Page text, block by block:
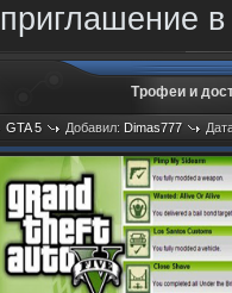
приглашение
Трофеи и
GTA 5 Добавил: Dimas777